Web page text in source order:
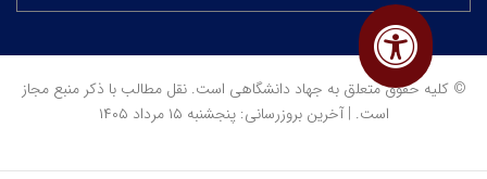
© کلیه حقوق متعلق به جهاد دانشگاهی است. نقل مطالب با ذکر منبع مجاز
است. | آخرین بروزرسانی: پنجشنبه ۱۵ مرداد ۱۴۰۵